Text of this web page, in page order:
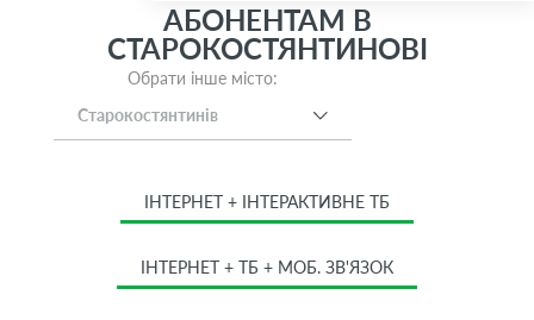
АБОНЕНТАМ В
СТАРОКОСТЯНТИНОВІ
Обрати інше місто:
Старокостянтинів
ІНТЕРНЕТ + ІНТЕРАКТИВНЕ ТБ
ІНТЕРНЕТ + ТБ + МОБ. ЗВ'ЯЗОК